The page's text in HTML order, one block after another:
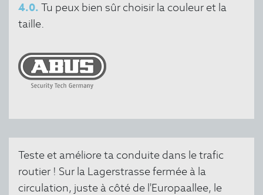
4.0. Tu peux bien sûr choisir la couleur et la
taille.
Teste et améliore ta conduite dans le trafic
routier ! Sur la Lagerstrasse fermée à la
circulation, juste à côté de l'Europaallee, le